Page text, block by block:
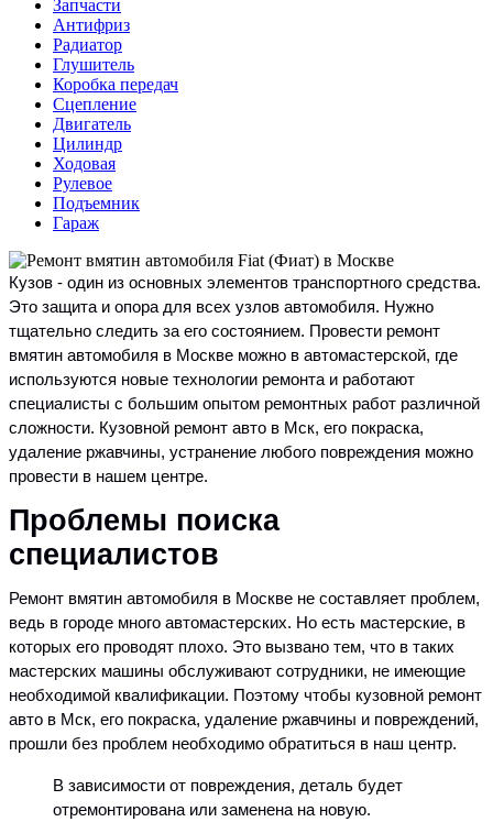
Запчасти
Антифриз
Радиатор
Глушитель
Коробка передач
Сцепление
Двигатель
Цилиндр
Ходовая
Рулевое
Подъемник
Гараж
Кузов - один из основных элементов транспортного средства.
Это защита и опора для всех узлов автомобиля. Нужно
тщательно следить за его состоянием. Провести ремонт
вмятин автомобиля в Москве можно в автомастерской, где
используются новые технологии ремонта и работают
специалисты с большим опытом ремонтных работ различной
сложности. Кузовной ремонт авто в Мск, его покраска,
удаление ржавчины, устранение любого повреждения можно
провести в нашем центре.
Проблемы поиска
специалистов
Ремонт вмятин автомобиля в Москве не составляет проблем,
ведь в городе много автомастерских. Но есть мастерские, в
которых его проводят плохо. Это вызвано тем, что в таких
мастерских машины обслуживают сотрудники, не имеющие
необходимой квалификации. Поэтому чтобы кузовной ремонт
авто в Мск, его покраска, удаление ржавчины и повреждений,
прошли без проблем необходимо обратиться в наш центр.
В зависимости от повреждения, деталь будет
отремонтирована или заменена на новую.